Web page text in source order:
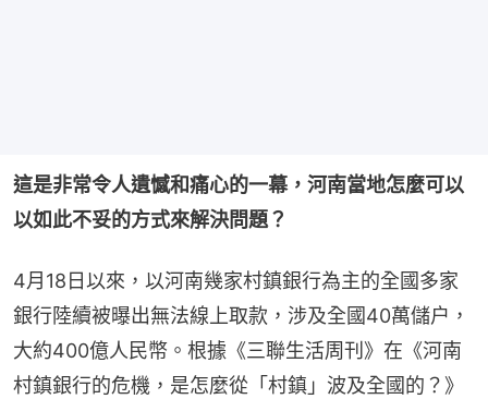
這是非常令人遺憾和痛心的一幕，河南當地怎麼可以
以如此不妥的方式來解決問題？
4月18日以來，以河南幾家村鎮銀行為主的全國多家
銀行陸續被曝出無法線上取款，涉及全國40萬儲户，
大約400億人民幣。根據《三聯生活周刊》在《河南
村鎮銀行的危機，是怎麼從「村鎮」波及全國的？》